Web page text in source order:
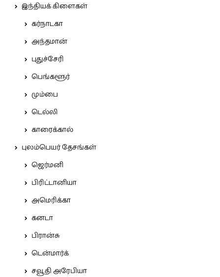
இந்தியக் கிளைகள்
கர்நாடகா
அந்தமான்
புதுச்சேரி
பெங்களூர்
மும்பை
டெல்லி
காரைக்கால்
புலம்பெயர் தேசங்கள்
ஜெர்மனி
பிரிட்டானியா
அமெரிக்கா
கனடா
பிரான்சு
டென்மார்க்
சவூதி அரேபியா